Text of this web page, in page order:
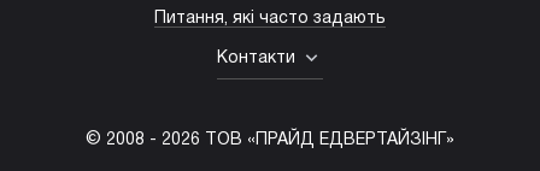
© 2008 - 2026 ТОВ «ПРАЙД ЕДВЕРТАЙЗІНГ»
Питання, які часто задають
Контакти